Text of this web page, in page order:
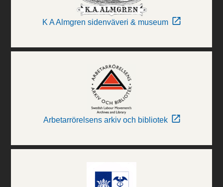
K A Almgren sidenväveri & museum
Arbetarrörelsens arkiv och bibliotek